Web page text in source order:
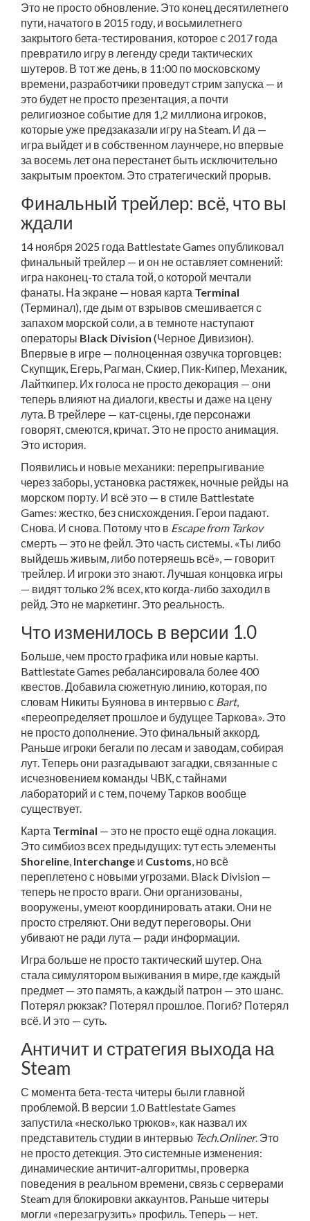
Это не просто обновление. Это конец десятилетнего
пути, начатого в 2015 году, и восьмилетнего
закрытого бета-тестирования, которое с 2017 года
превратило игру в легенду среди тактических
шутеров. В тот же день, в 11:00 по московскому
времени, разработчики проведут стрим запуска — и
это будет не просто презентация, а почти
религиозное событие для 1,2 миллиона игроков,
которые уже предзаказали игру на Steam. И да —
игра выйдет и в собственном лаунчере, но впервые
за восемь лет она перестанет быть исключительно
закрытым проектом. Это стратегический прорыв.
Финальный трейлер: всё, что вы
ждали
14 ноября 2025 года Battlestate Games опубликовал
финальный трейлер — и он не оставляет сомнений:
игра наконец-то стала той, о которой мечтали
фанаты. На экране — новая карта Terminal
(Терминал), где дым от взрывов смешивается с
запахом морской соли, а в темноте наступают
операторы Black Division (Черное Дивизион).
Впервые в игре — полноценная озвучка торговцев:
Скупщик, Егерь, Рагман, Скиер, Пик-Кипер, Механик,
Лайткипер. Их голоса не просто декорация — они
теперь влияют на диалоги, квесты и даже на цену
лута. В трейлере — кат-сцены, где персонажи
говорят, смеются, кричат. Это не просто анимация.
Это история.
Появились и новые механики: перепрыгивание
через заборы, установка растяжек, ночные рейды на
морском порту. И всё это — в стиле Battlestate
Games: жестко, без снисхождения. Герои падают.
Снова. И снова. Потому что в Escape from Tarkov
смерть — это не фейл. Это часть системы. «Ты либо
выйдешь живым, либо потеряешь всё», — говорит
трейлер. И игроки это знают. Лучшая концовка игры
— видят только 2% всех, кто когда-либо заходил в
рейд. Это не маркетинг. Это реальность.
Что изменилось в версии 1.0
Больше, чем просто графика или новые карты.
Battlestate Games ребалансировала более 400
квестов. Добавила сюжетную линию, которая, по
словам Никиты Буянова в интервью с Bart,
«переопределяет прошлое и будущее Таркова». Это
не просто дополнение. Это финальный аккорд.
Раньше игроки бегали по лесам и заводам, собирая
лут. Теперь они разгадывают загадки, связанные с
исчезновением команды ЧВК, с тайнами
лабораторий и с тем, почему Тарков вообще
существует.
Карта Terminal — это не просто ещё одна локация.
Это симбиоз всех предыдущих: тут есть элементы
Shoreline, Interchange и Customs, но всё
переплетено с новыми угрозами. Black Division —
теперь не просто враги. Они организованы,
вооружены, умеют координировать атаки. Они не
просто стреляют. Они ведут переговоры. Они
убивают не ради лута — ради информации.
Игра больше не просто тактический шутер. Она
стала симулятором выживания в мире, где каждый
предмет — это память, а каждый патрон — это шанс.
Потерял рюкзак? Потерял прошлое. Погиб? Потерял
всё. И это — суть.
Античит и стратегия выхода на
Steam
С момента бета-теста читеры были главной
проблемой. В версии 1.0Battlestate Games
запустила «несколько трюков», как назвал их
представитель студии в интервью Tech.Onliner. Это
не просто детекция. Это системные изменения:
динамические античит-алгоритмы, проверка
поведения в реальном времени, связь с серверами
Steam для блокировки аккаунтов. Раньше читеры
могли «перезагрузить» профиль. Теперь — нет.